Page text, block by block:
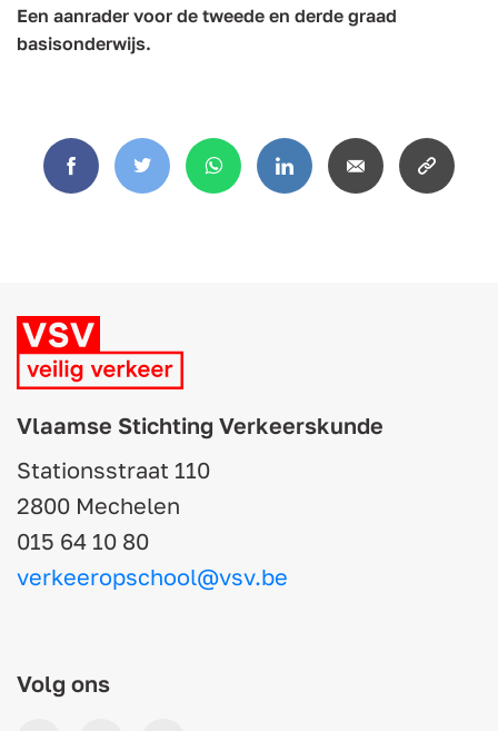
Een aanrader voor de tweede en derde graad
basisonderwijs.
FacebookTwitter WhatsAppLinkedInEmail
Copy
Vlaamse Stichting Verkeerskunde
Stationsstraat 110
2800 Mechelen
015 64 10 80
verkeeropschool@vsv.be
Volg ons